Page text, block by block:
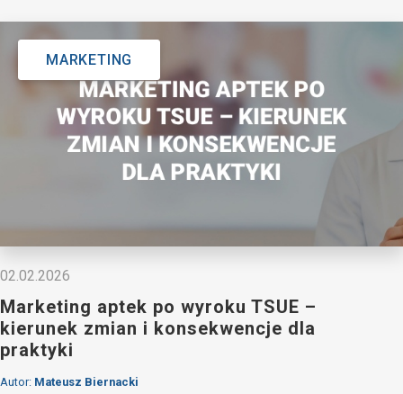
MARKETING
02.02.2026
Marketing aptek po wyroku TSUE –
kierunek zmian i konsekwencje dla
praktyki
Autor: Mateusz Biernacki